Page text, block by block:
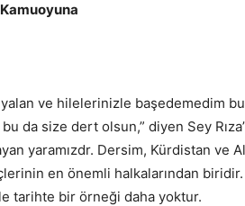
Kamuoyuna
ve hilelerinizle başedemedim
da size dert olsun,” diyen Sey
yaramızdr. Dersim, Kürdistan ve
en önemli halkalarından
tarihte bir örneği daha yoktur.